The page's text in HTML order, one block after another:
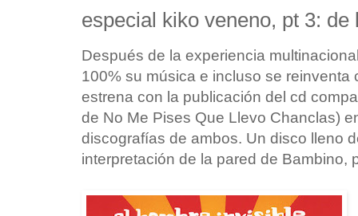
especial kiko veneno, pt 3:
Después de la experiencia
100% su música e incluso se
estrena con la publicación del cd
de No Me Pises Que Llevo Chanclas)
discografías de ambos. Un disco lleno
interpretación de la pared de Bambino,